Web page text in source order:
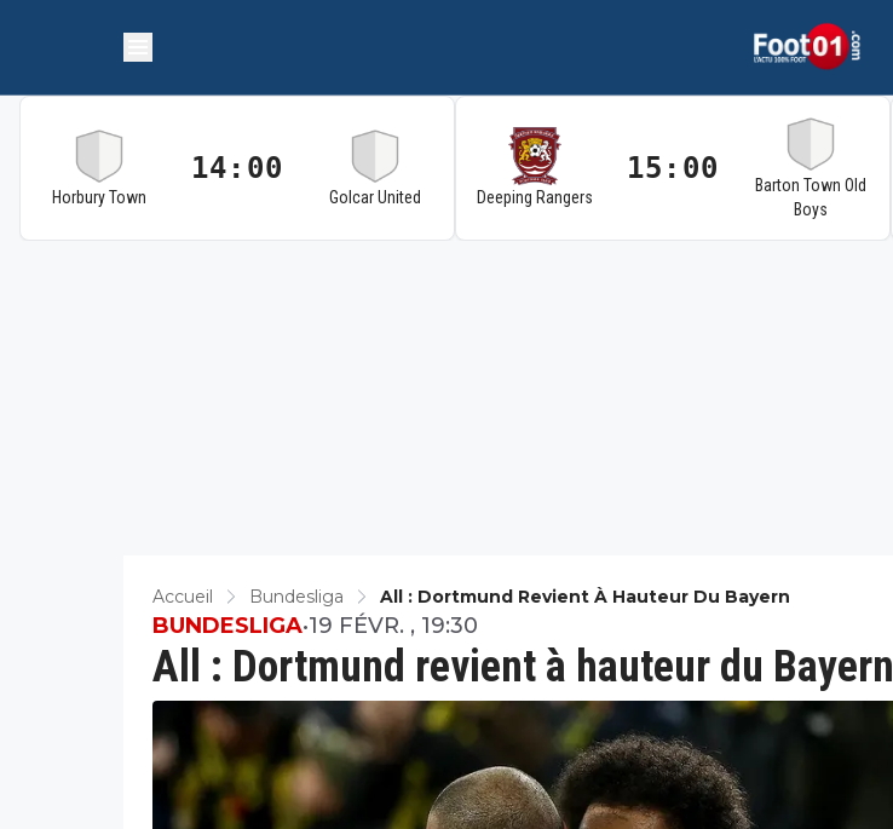
Horbury Town
14:00
Golcar United Deeping Rangers
15:00
Barton Town Old
Boys
Accueil Bundesliga All : Dortmund Revient À Hauteur Du Bayern
All : Dortmund revient à hauteur du Bayern
BUNDESLIGA•19 FÉVR. , 19:30